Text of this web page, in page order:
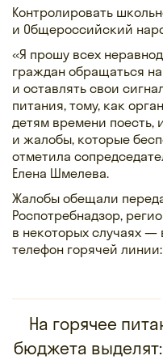
Контролировать
и Общероссийский
«Я прошу всех
граждан обращаться
и оставлять свои
питания, тому, как
детям времени поесть,
и жалобы, которые
отметила
Елена Шмелева.
Жалобы обещали
Роспотребнадзор,
в некоторых случаях —
телефон горячей линии:
На горячее
бюджета